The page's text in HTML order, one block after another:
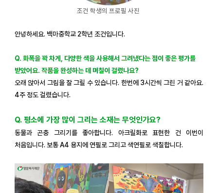
조건 학생의 프로필 사진
안녕하세요. 백마중학교 2학년 조건입니다.
Q. 화폭을 꽉 차게, 다양한 색을 사용해서 그려냈다는 점이 좋은 평가를
받았어요. 작품을 완성하는 데 며칠이 걸렸나요?
오래 앉아서 그림을 잘 그릴 수 있습니다. 한번에 3시간씩 그린 거 같아요.
4주 정도 걸렸습니다.
Q. 평소에 가장 많이 그리는 소재는 무엇인가요?
동물과 곤충 그리기를 좋아합니다. 아크릴화로 표현한 건 이번이
처음입니다. 보통 A4 용지에 연필로 그리고 색연필로 색칠합니다.